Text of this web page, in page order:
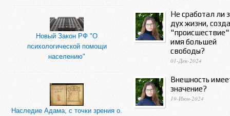
Новый Закон РФ "О
психологической помощи
населению"
Наследие Адама, с точки зрения о.
Не сработал ли
дух жизни,
"происшествие"
имя большей
свободы?
01-Дек-2024
Внешность
значение?
19-Июн-2024